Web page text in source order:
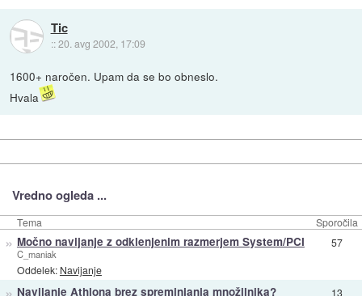
Tic
::20. avg 2002, 17:09
1600+ naročen. Upam da se bo obneslo.
Hvala
Vredno ogleda ...
Tema Sporočila
» Močno navijanje z odklenjenim razmerjem System/PCI
C_maniak
Oddelek: Navijanje
57
Navijanje Athlona brez spreminjanja množilnika? 13